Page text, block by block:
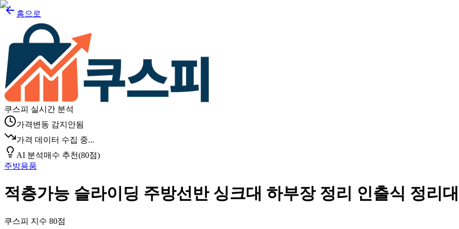
홈으로
쿠스피 실시간 분석
가격변동 감지안됨
가격 데이터 수집 중...
AI 분석매수 추천(80점)
주방용품
적층가능 슬라이딩 주방선반 싱크대 하부장 정리 인출식 정리
쿠스피 지수 80점